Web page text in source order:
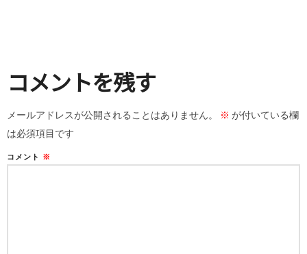
コメントを残す
メールアドレスが公開されることはありません。 ※ が付いている欄
は必須項目です
コメント ※